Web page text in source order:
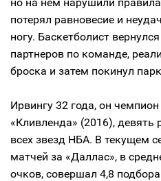
потерял равновесие и
ногу. Баскетболист
партнеров по команде,
броска и затем покинул
Ирвингу 32 года, он
«Кливленда» (2016), девять
всех звезд НБА. В текущем
матчей за «Даллас», в
очков, совершал 4,8